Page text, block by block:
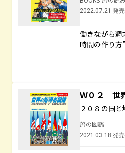
2022.07.21 発売
働きながら週
時間の作り方
Ｗ０２ 世
２０８の国
旅の図鑑
2021.03.18 発売